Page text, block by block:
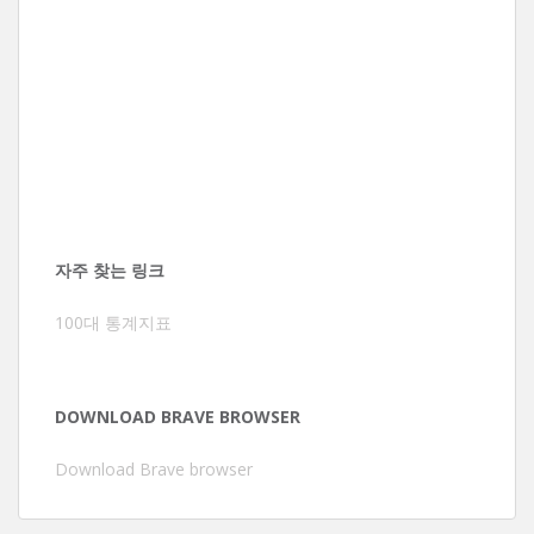
자주 찾는 링크
100대 통계지표
DOWNLOAD BRAVE BROWSER
Download Brave browser